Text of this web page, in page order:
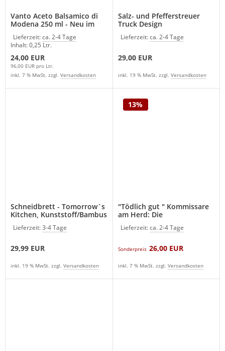
Vanto Aceto Balsamico di
Modena 250 ml - Neu im
Lieferzeit:ca. 2-4 Tage
Inhalt: 0,25 Ltr.
24,00 EUR
96,00 EUR pro Ltr.
inkl. 7 % MwSt. zzgl. Versandkosten
Salz- und Pfefferstreuer
Truck Design
Lieferzeit:ca. 2-4 Tage
29,00 EUR
inkl. 19 % MwSt. zzgl. Versandkosten
Schneidbrett - Tomorrow`s
Kitchen, Kunststoff/Bambus
Lieferzeit:3-4 Tage
29,99 EUR
inkl. 19 % MwSt. zzgl. Versandkosten
"Tödlich gut " Kommissare
am Herd: Die
Fernsehstars Kochbuch
Lieferzeit:ca. 2-4 Tage
Sonderpreis 26,00 EUR
13%
inkl. 7 % MwSt. zzgl. Versandkosten